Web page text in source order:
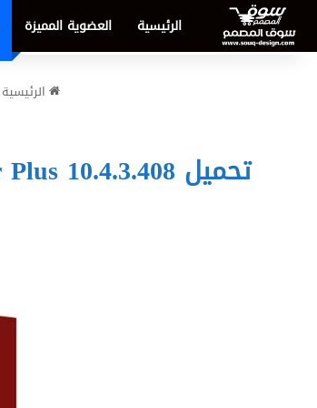
الرئيسية العضوية المميزة
الرئيسية
تحميل PDF-XChange Editor Plus 10.4.3.408 – العملاق الأسرع لتحرير وإنشاء ملفات PDF لعام 2026